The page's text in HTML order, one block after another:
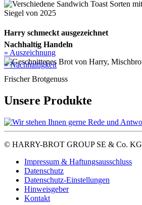
Harry schmeckt ausgezeichnet
» Auszeichnung
Frischer Brotgenuss
Unsere Produkte
Nachhaltig Handeln
» Nachhaltigkeit
© HARRY-BROT GROUP SE & Co. KG
Impressum & Haftungsausschluss
Datenschutz
Datenschutz-Einstellungen
Hinweisgeber
Kontakt